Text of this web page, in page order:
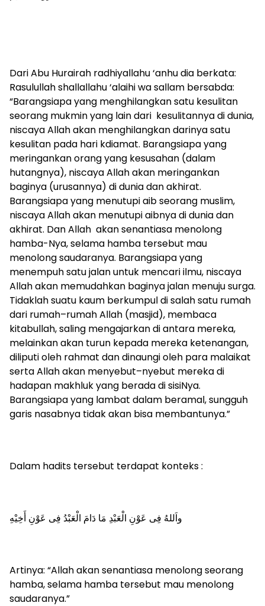
Dari Abu Hurairah radhiyallahu ‘anhu dia berkata:
Rasulullah shallallahu ‘alaihi wa sallam bersabda:
“Barangsiapa yang menghilangkan satu kesulitan
seorang mukmin yang lain dari kesulitannya di dunia,
niscaya Allah akan menghilangkan darinya satu
kesulitan pada hari kdiamat. Barangsiapa yang
meringankan orang yang kesusahan (dalam
hutangnya), niscaya Allah akan meringankan
baginya (urusannya) di dunia dan akhirat.
Barangsiapa yang menutupi aib seorang muslim,
niscaya Allah akan menutupi aibnya di dunia dan
akhirat. Dan Allah akan senantiasa menolong
hamba-Nya, selama hamba tersebut mau
menolong saudaranya. Barangsiapa yang
menempuh satu jalan untuk mencari ilmu, niscaya
Allah akan memudahkan baginya jalan menuju surga.
Tidaklah suatu kaum berkumpul di salah satu rumah
dari rumah–rumah Allah (masjid), membaca
kitabullah, saling mengajarkan di antara mereka,
melainkan akan turun kepada mereka ketenangan,
diliputi oleh rahmat dan dinaungi oleh para malaikat
serta Allah akan menyebut–nyebut mereka di
hadapan makhluk yang berada di sisiNya.
Barangsiapa yang lambat dalam beramal, sungguh
garis nasabnya tidak akan bisa membantunya.”
Dalam hadits tersebut terdapat konteks :
واَللهُ فِى عَوْنِ الْعَبْدِ مَا دَامَ الْعَبْدُ فِى عَوْنِ أَخِيْهِ
Artinya: “Allah akan senantiasa menolong seorang
hamba, selama hamba tersebut mau menolong
saudaranya.”